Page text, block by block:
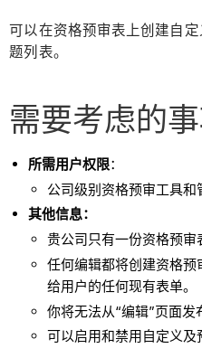
可以在资格预审表上创建自
题列表。
需要考虑的
所需用户权限：
公司级别资格预审工具和
其他信息：
贵公司只有一份资格预审
任何编辑都将创建资格
给用户的任何现有表单。
你将无法从“编辑”页面发
可以启用和禁用自定义及